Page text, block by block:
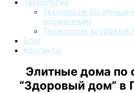
Технологии
Технология по
нормативам
Технология здоровый
Блог
Контакты
Элитные дома по
“Здоровый дом” в